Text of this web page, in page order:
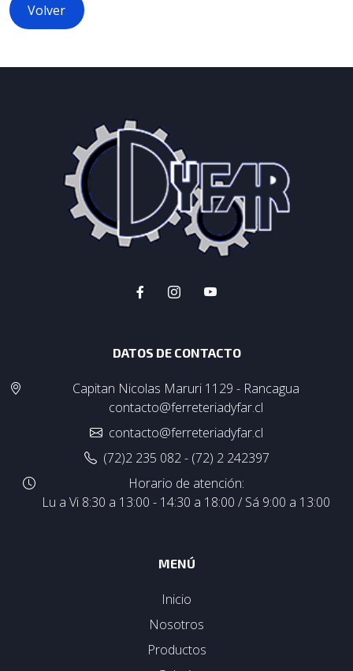
Volver
DATOS DE CONTACTO
Capitan Nicolas Maruri 1129 - Rancagua
contacto@ferreteriadyfar.cl
contacto@ferreteriadyfar.cl
(72)2 235 082 - (72) 2 242397
Horario de atención:
Lu a Vi 8:30 a 13:00 - 14:30 a 18:00 / Sá 9:00 a 13:00
MENÚ
Inicio
Nosotros
Productos